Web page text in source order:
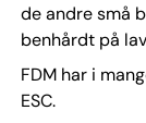
de andre små
benhårdt på
FDM har i
ESC.